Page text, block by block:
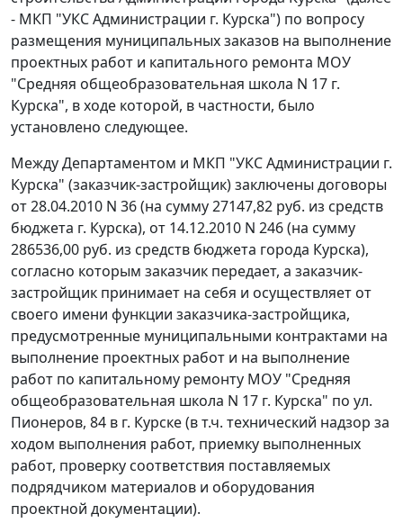
- МКП "УКС Администрации г. Курска") по вопросу
размещения муниципальных заказов на выполнение
проектных работ и капитального ремонта МОУ
"Средняя общеобразовательная школа N 17 г.
Курска", в ходе которой, в частности, было
установлено следующее.
Между Департаментом и МКП "УКС Администрации г.
Курска" (заказчик-застройщик) заключены договоры
от 28.04.2010 N 36 (на сумму 27147,82 руб. из средств
бюджета г. Курска), от 14.12.2010 N 246 (на сумму
286536,00 руб. из средств бюджета города Курска),
согласно которым заказчик передает, а заказчик-
застройщик принимает на себя и осуществляет от
своего имени функции заказчика-застройщика,
предусмотренные муниципальными контрактами на
выполнение проектных работ и на выполнение
работ по капитальному ремонту МОУ "Средняя
общеобразовательная школа N 17 г. Курска" по ул.
Пионеров, 84 в г. Курске (в т.ч. технический надзор за
ходом выполнения работ, приемку выполненных
работ, проверку соответствия поставляемых
подрядчиком материалов и оборудования
проектной документации).